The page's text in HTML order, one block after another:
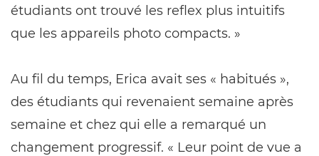
étudiants ont trouvé les reflex plus intuitifs
que les appareils photo compacts. »
Au fil du temps, Erica avait ses « habitués »,
des étudiants qui revenaient semaine après
semaine et chez qui elle a remarqué un
changement progressif. « Leur point de vue a